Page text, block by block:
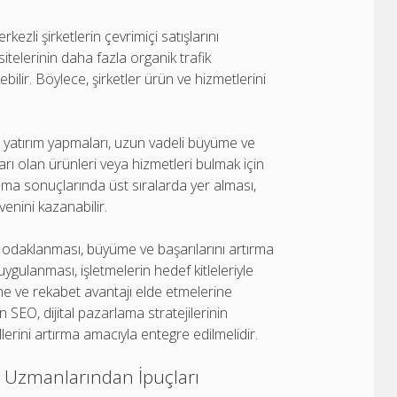
şirketlerin çevrimiçi satışlarını
daha fazla organik trafik
Böylece, şirketler ürün ve hizmetlerini
yapmaları, uzun vadeli büyüme ve
olan ürünleri veya hizmetleri bulmak için
sonuçlarında üst sıralarda yer alması,
kazanabilir.
büyüme ve başarılarını artırma
işletmelerin hedef kitleleriyle
ve rekabet avantajı elde etmelerine
SEO, dijital pazarlama stratejilerinin
artırma amacıyla entegre edilmelidir.
İpuçları